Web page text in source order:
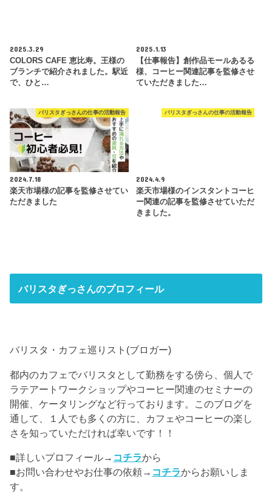
2025.3.29
COLORS CAFE 恵比寿。王様の
ブランチで紹介されました。駅近
で、ひと…
2025.1.13
【仕事報告】創作品モールあるる
様、コーヒー関連記事を監修させ
ていただきました…
バリスタぎっさんの仕事の活動報告
2024.7.18
楽天市場様の記事を監修させてい
ただきました
バリスタぎっさんの仕事の活動報告
2024.4.9
楽天市場様のインスタントコーヒ
ー関連の記事を監修させていただ
きました。
バリスタぎっさんのプロフィール
バリスタ・カフェ巡りスト(ブロガー)
都内のカフェでバリスタとして勤務をする傍ら、個人で
ラテアートワークショップやコーヒー関連のセミナーの
開催、ケータリングなど行っております。このブログを
通して、１人でも多くの方に、カフェやコーヒーの楽し
さを知っていただければ幸いです！！
■詳しいプロフィール→ コチラから
■お問い合わせやお仕事の依頼→ コチラからお願いしま
す。